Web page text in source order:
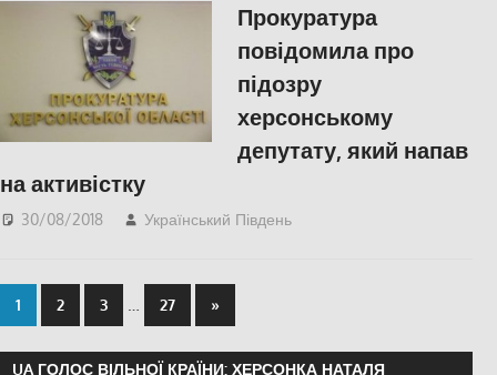
Прокуратура
повідомила про
підозру
херсонському
депутату, який напав
на активістку
30/08/2018 Український Південь
1 2 3 … 27 »
UA ГОЛОС ВІЛЬНОЇ КРАЇНИ: ХЕРСОНКА НАТАЛЯ